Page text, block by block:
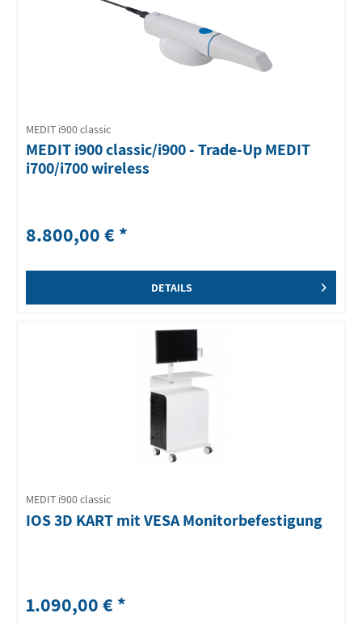
MEDIT i900 classic
MEDIT i900 classic/i900 - Trade-Up MEDIT
i700/i700 wireless
8.800,00 € *
DETAILS
MEDIT i900 classic
IOS 3D KART mit VESA Monitorbefestigung
1.090,00 € *